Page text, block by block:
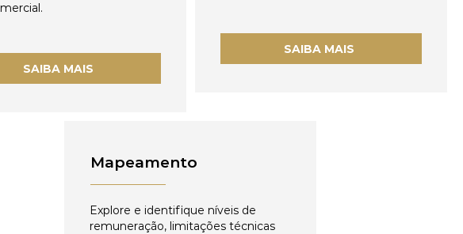
SAIBA MAIS
SAIBA MAIS
Mapeamento
Explore e identifique níveis de
remuneração, limitações técnicas